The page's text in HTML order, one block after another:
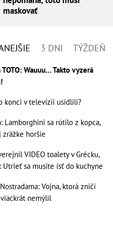
maskovať
3 DNI TÝŽDEŇ
Wauuu... Takto vyzerá
konci v televízii usídlili?
Lamborghini sa rútilo z kopca,
horšie
VIDEO toalety v Grécku,
Utrieť sa musíte ísť do kuchyne
Vojna, ktorá zničí
nemýlil